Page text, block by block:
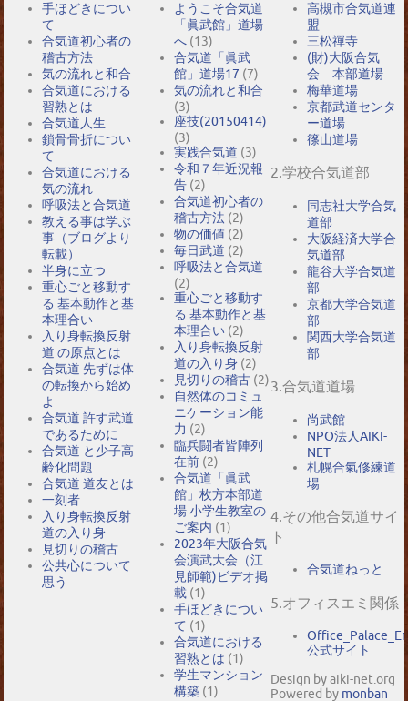
手ほどきについ
て
合気道初心者の
稽古方法
気の流れと和合
合気道における
習熟とは
合気道人生
鎖骨骨折につい
て
合気道における
気の流れ
呼吸法と合気道
教える事は学ぶ
事（ブログより
転載）
半身に立つ
重心ごと移動す
る 基本動作と基
本理合い
入り身転換反射
道 の原点とは
合気道 先ずは体
の転換から始め
よ
合気道 許す武道
であるために
合気道 と少子高
齢化問題
合気道 道友とは
一刻者
入り身転換反射
道の入り身
見切りの稽古
公共心について
思う
ようこそ合気道
「眞武館」道場
へ (13)
合気道「眞武
館」道場17 (7)
気の流れと和合
(3)
座技(20150414)
(3)
実践合気道 (3)
令和７年近況報
告 (2)
合気道初心者の
稽古方法 (2)
物の価値 (2)
毎日武道 (2)
呼吸法と合気道
(2)
重心ごと移動す
る 基本動作と基
本理合い (2)
入り身転換反射
道の入り身 (2)
見切りの稽古 (2)
自然体のコミュ
ニケーション能
力 (2)
臨兵闘者皆陣列
在前 (2)
合気道「眞武
館」枚方本部道
場 小学生教室の
ご案内 (1)
2023年大阪合気
会演武大会（江
見師範)ビデオ掲
載 (1)
手ほどきについ
て (1)
合気道における
習熟とは (1)
学生マンション
構築 (1)
高槻市合気道連
盟
三松禪寺
(財)大阪合気
会 本部道場
梅華道場
京都武道センタ
ー道場
篠山道場
2.学校合気道部
同志社大学合気
道部
大阪経済大学合
気道部
龍谷大学合気道
部
京都大学合気道
部
関西大学合気道
部
3.合気道道場
尚武館
NPO法人AIKI-
NET
札幌合氣修練道
場
4.その他合気道サイ
ト
合気道ねっと
5.オフィスエミ関係
公式サイト
Design by aiki-net.org
Powered by monban